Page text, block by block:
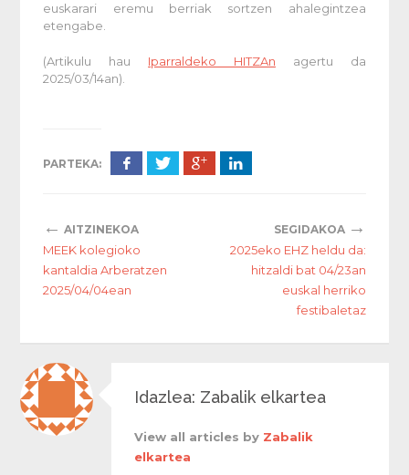
euskarari eremu berriak sortzen ahalegintzea
etengabe.
(Artikulu hau Iparraldeko HITZAn agertu da
2025/03/14an).
PARTEKA:
← AITZINEKOA
MEEK kolegioko
kantaldia Arberatzen
2025/04/04ean
SEGIDAKOA →
2025eko EHZ heldu da:
hitzaldi bat 04/23an
euskal herriko
festibaletaz
Idazlea: Zabalik elkartea
View all articles by Zabalik
elkartea